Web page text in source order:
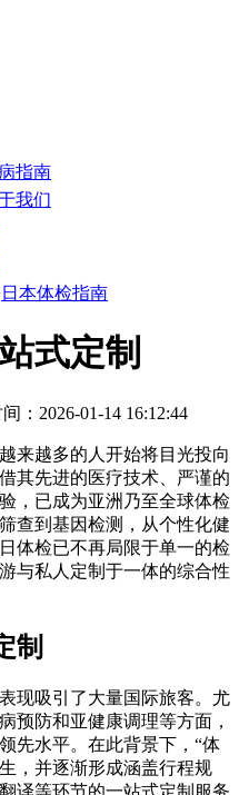
指南
我们
日本体检指南
式定制
：2026-01-14 16:12:44
来越多的人开始将目光投向
其先进的医疗技术、严谨的
，已成为亚洲乃至全球体检
查到基因检测，从个性化健
体检已不再局限于单一的检
与私人定制于一体的综合性
制
现吸引了大量国际旅客。尤
预防和亚健康调理等方面，
先水平。在此背景下，“体
，并逐渐形成涵盖行程规
译等环节的一站式定制服务